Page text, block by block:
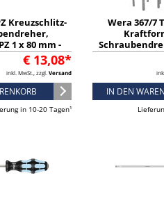
Kreuzschlitz-
1 x 80 mm -
€ 13,08*
inkl. MwSt., zzgl. Versand
in 10-20 Tagen¹
Wera 367/7
IN DEN